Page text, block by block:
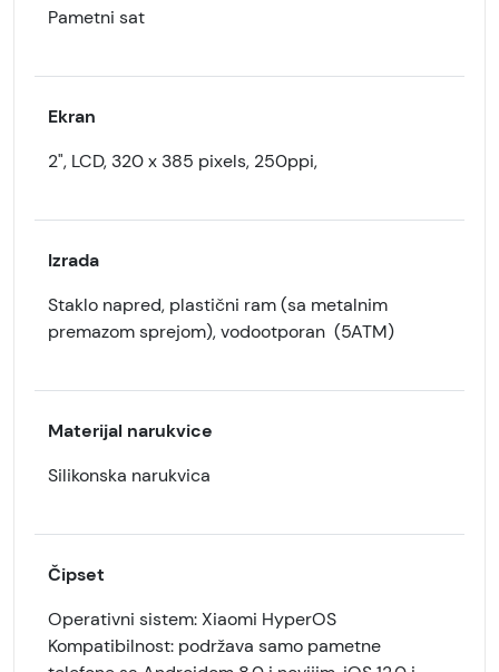
Pametni sat
Ekran
2", LCD, 320 x 385 pixels, 250ppi,
Izrada
Staklo napred, plastični ram (sa metalnim
premazom sprejom), vodootporan (5ATM)
Materijal narukvice
Silikonska narukvica
Čipset
Operativni sistem: Xiaomi HyperOS
Kompatibilnost: podržava samo pametne